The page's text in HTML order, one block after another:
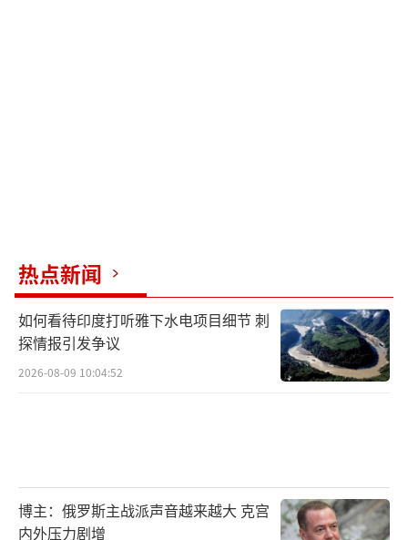
热点新闻
如何看待印度打听雅下水电项目细节 刺
探情报引发争议
2026-08-09 10:04:52
博主：俄罗斯主战派声音越来越大 克宫
内外压力剧增